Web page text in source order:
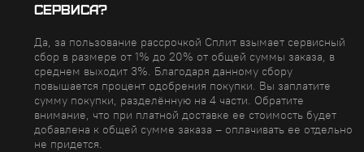
СЕРВИСА?
Да, за пользование рассрочкой Сплит взымает сервисный
сбор в размере от 1% до 20% от общей суммы заказа, в
среднем выходит 3%. Благодаря данному сбору
повышается процент одобрения покупки. Вы заплатите
сумму покупки, разделённую на 4 части. Обратите
внимание, что при платной доставке ее стоимость будет
добавлена к общей сумме заказа – оплачивать ее отдельно
не придется.